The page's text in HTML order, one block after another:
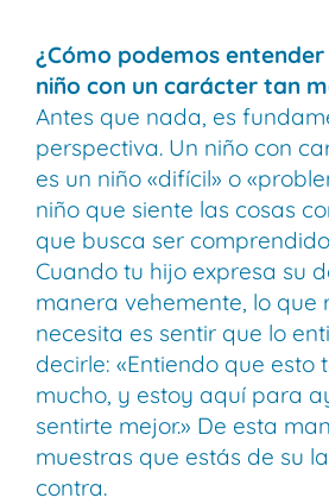
¿Cómo podemos
niño con un carácter tan
Antes que nada, es
perspectiva. Un niño con
es un niño «difícil» o
niño que siente las cosas
que busca ser
Cuando tu hijo expresa su
manera vehemente, lo que
necesita es sentir que lo
decirle: «Entiendo que esto
mucho, y estoy aquí para
sentirte mejor.» De esta
muestras que estás de su
contra.